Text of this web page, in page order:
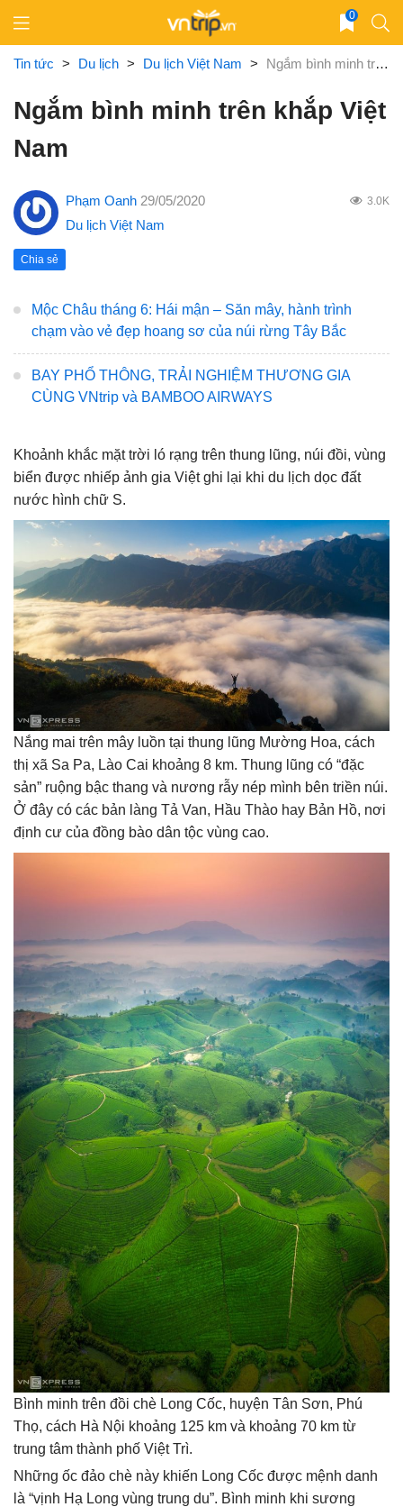
content
0
Tin tức > Du lịch > Du lịch Việt Nam > Ngắm bình minh trên khắp Việt Nam
Ngắm bình minh trên khắp Việt
Nam
Phạm Oanh 29/05/2020 3.0K
Du lịch Việt Nam
Chia sẻ
Mộc Châu tháng 6: Hái mận – Săn mây, hành trình
chạm vào vẻ đẹp hoang sơ của núi rừng Tây Bắc
BAY PHỔ THÔNG, TRẢI NGHIỆM THƯƠNG GIA
CÙNG VNtrip và BAMBOO AIRWAYS
Khoảnh khắc mặt trời ló rạng trên thung lũng, núi đồi, vùng
biển được nhiếp ảnh gia Việt ghi lại khi du lịch dọc đất
nước hình chữ S.
Nắng mai trên mây luồn tại thung lũng Mường Hoa, cách
thị xã Sa Pa, Lào Cai khoảng 8 km. Thung lũng có “đặc
sản” ruộng bậc thang và nương rẫy nép mình bên triền núi.
Ở đây có các bản làng Tả Van, Hầu Thào hay Bản Hồ, nơi
định cư của đồng bào dân tộc vùng cao.
Bình minh trên đồi chè Long Cốc, huyện Tân Sơn, Phú
Thọ, cách Hà Nội khoảng 125 km và khoảng 70 km từ
trung tâm thành phố Việt Trì.
Những ốc đảo chè này khiến Long Cốc được mệnh danh
là “vịnh Hạ Long vùng trung du”. Bình minh khi sương